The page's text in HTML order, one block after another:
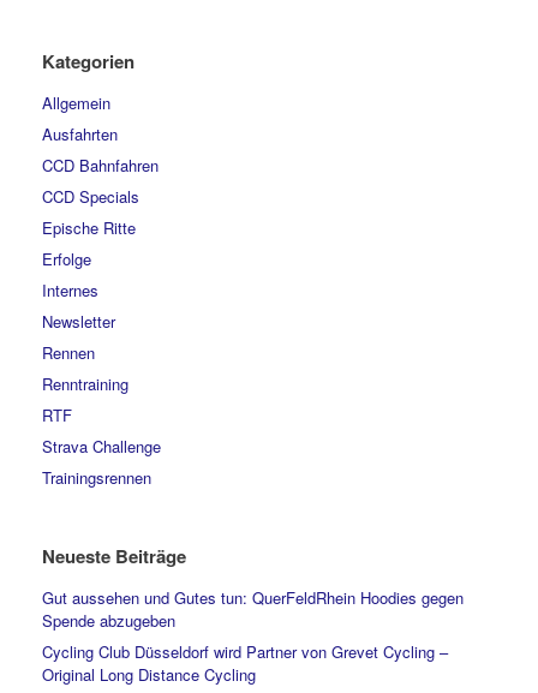
Kategorien
Allgemein
Ausfahrten
CCD Bahnfahren
CCD Specials
Epische Ritte
Erfolge
Internes
Newsletter
Rennen
Renntraining
RTF
Strava Challenge
Trainingsrennen
Neueste Beiträge
Gut aussehen und Gutes tun: QuerFeldRhein Hoodies gegen
Spende abzugeben
Cycling Club Düsseldorf wird Partner von Grevet Cycling –
Original Long Distance Cycling